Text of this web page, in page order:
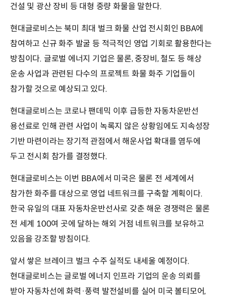
건설 및 광산 장비 등 대형 중량 화물을 말한다.
현대글로비스는 북미 최대 벌크 화물 산업 전시회인 BBA에
참여하고 신규 화주 발굴 등 적극적인 영업 기회로 활용한다는
방침이다. 글로벌 에너지 기업은 물론, 중장비, 철도 등 해상
운송 사업과 관련된 다수의 프로젝트 화물 화주 기업들이
참가할 것으로 예상되고 있다.
현대글로비스는 코로나 팬데믹 이후 급등한 자동차운반선
용선료로 인해 관련 사업이 녹록지 않은 상황임에도 지속성장
기반 마련이라는 장기적 관점에서 해운사업 확대를 염두에
두고 전시회 참가를 결정했다.
현대글로비스는 이번 BBA에서 미국은 물론 전 세계에서
참가한 화주를 대상으로 영업 네트워크를 구축할 계획이다.
한국 유일의 대표 자동차운반선사로 갖춘 해운 경쟁력은 물론
전 세계 100여 곳에 달하는 해외 거점 네트워크를 보유하고
있음을 강조할 방침이다.
앞서 쌓은 브레이크 벌크 수주 실적도 내세울 예정이다.
현대글로비스는 글로벌 에너지 인프라 기업의 운송 의뢰를
받아 자동차선에 화력·풍력 발전설비를 실어 미국 볼티모어,